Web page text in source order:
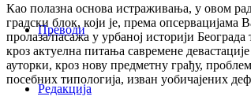
Преводи
Редакција
Као полазна основа истраживања, у овом
градски блок, који је, према
пролаза/пасажа у урбаној историји
кроз актуелна питања савремене
ауторки, кроз нову предметну грађу,
посебних типологија, изван уобичајених